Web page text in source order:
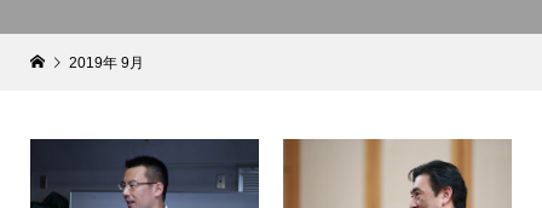
2019年 9月